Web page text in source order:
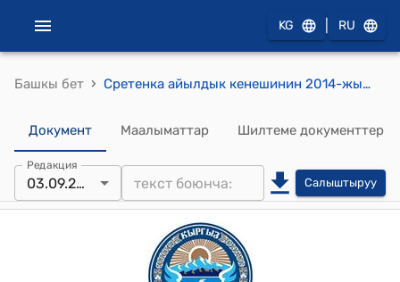
KG RU
Башкы бет › Сретенка айылдык кенешинин 2014-жылдын 3-сентябры №106 (Д.Р. Ариновдун арызын талкуулоо жөнүндө) токтому
Документ Маалыматтар Шилтеме документтер
Редакция
03.09.2014 Салыштыруу